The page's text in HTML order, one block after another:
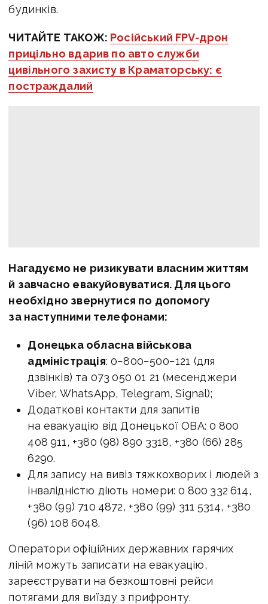
будинків.
ЧИТАЙТЕ ТАКОЖ: Російський FPV-дрон
прицільно вдарив по авто служби
цивільного захисту в Краматорську: є
постраждалий
Нагадуємо не ризикувати власним життям
й завчасно евакуйовуватися. Для цього
необхідно звернутися по допомогу
за наступними телефонами:
Донецька обласна військова
адміністрація: 0−800−500−121 (для
дзвінків) та 073 050 01 21 (месенджери
Viber, WhatsApp, Telegram, Signal);
Додаткові контакти для запитів
на евакуацію від Донецької ОВА: 0 800
408 911, +380 (98) 890 3318, +380 (66) 285
6290.
Для запису на вивіз тяжкохворих і людей з
інвалідністю діють номери: 0 800 332 614,
+380 (99) 710 4872, +380 (99) 311 5314, +380
(96) 108 6048.
Оператори офіційних державних гарячих
ліній можуть записати на евакуацію,
зареєструвати на безкоштовні рейси
потягами для виїзду з прифронту.